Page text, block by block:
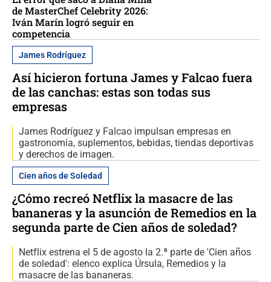
de MasterChef Celebrity 2026:
Iván Marín logró seguir en
competencia
James Rodríguez
Así hicieron fortuna James y Falcao fuera
de las canchas: estas son todas sus
empresas
James Rodríguez y Falcao impulsan empresas en
gastronomía, suplementos, bebidas, tiendas deportivas
y derechos de imagen.
Cien años de Soledad
¿Cómo recreó Netflix la masacre de las
bananeras y la asunción de Remedios en la
segunda parte de Cien años de soledad?
Netflix estrena el 5 de agosto la 2.ª parte de 'Cien años
de soledad': elenco explica Úrsula, Remedios y la
masacre de las bananeras.